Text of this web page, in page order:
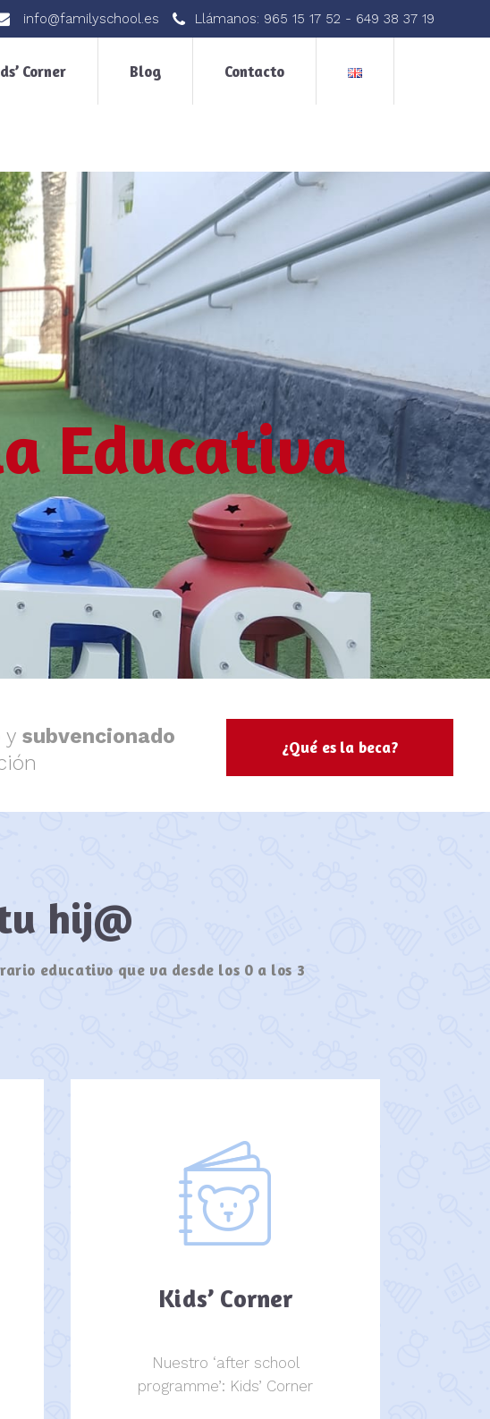
info@familyschool.es Llámanos: 965 15 17 52 - 649 38 37 19
Corner Blog Contacto
Educativa
ysubvencionado
¿Qué es la beca?
hij@
educativo que va desde los 0 a los 3
Kids’ Corner
Nuestro ‘after school
programme’: Kids’ Corner